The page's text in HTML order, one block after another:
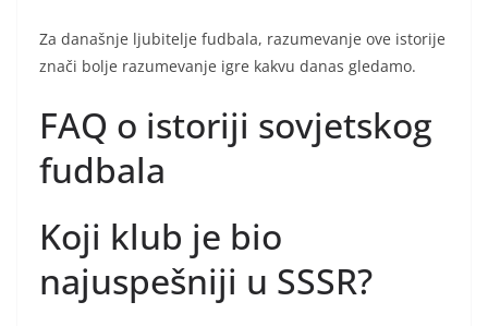
Za današnje ljubitelje fudbala, razumevanje ove istorije
znači bolje razumevanje igre kakvu danas gledamo.
FAQ o istoriji sovjetskog
fudbala
Koji klub je bio
najuspešniji u SSSR?